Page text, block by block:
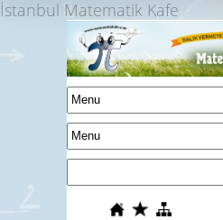
İstanbul Matematik Kafe